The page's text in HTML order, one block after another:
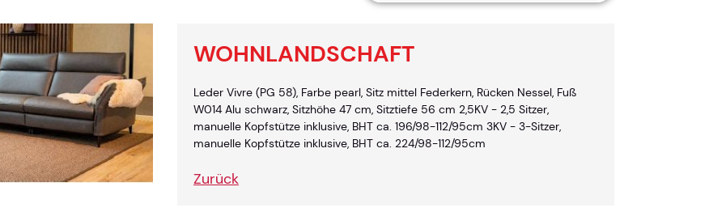
WOHNLANDSCHAFT
Leder Vivre (PG 58), Farbe pearl, Sitz mittel Federkern, Rücken Nessel, Fuß
W014 Alu schwarz, Sitzhöhe 47 cm, Sitztiefe 56 cm 2,5KV - 2,5 Sitzer,
manuelle Kopfstütze inklusive, BHT ca. 196/98-112/95cm 3KV - 3-Sitzer,
manuelle Kopfstütze inklusive, BHT ca. 224/98-112/95cm
Zurück